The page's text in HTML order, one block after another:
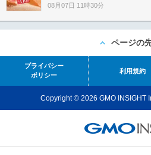
08月07日 11時30分
ページの
プライバシー
ポリシー
利用規約
Copyright © 2026 GMO INSIGHT